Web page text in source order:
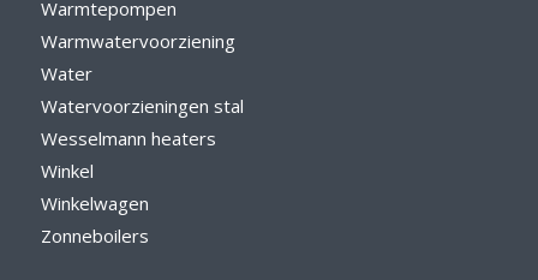
Warmtepompen
Warmwatervoorziening
Water
Watervoorzieningen stal
Wesselmann heaters
Winkel
Winkelwagen
Zonneboilers